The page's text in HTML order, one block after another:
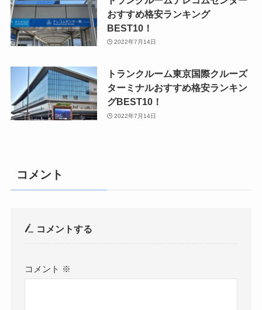
おすすめ格安ランキング
BEST10！
2022年7月14日
トランクルーム東京国際クルーズ
ターミナルおすすめ格安ランキン
グBEST10！
2022年7月14日
コメント
コメントする
コメント ※